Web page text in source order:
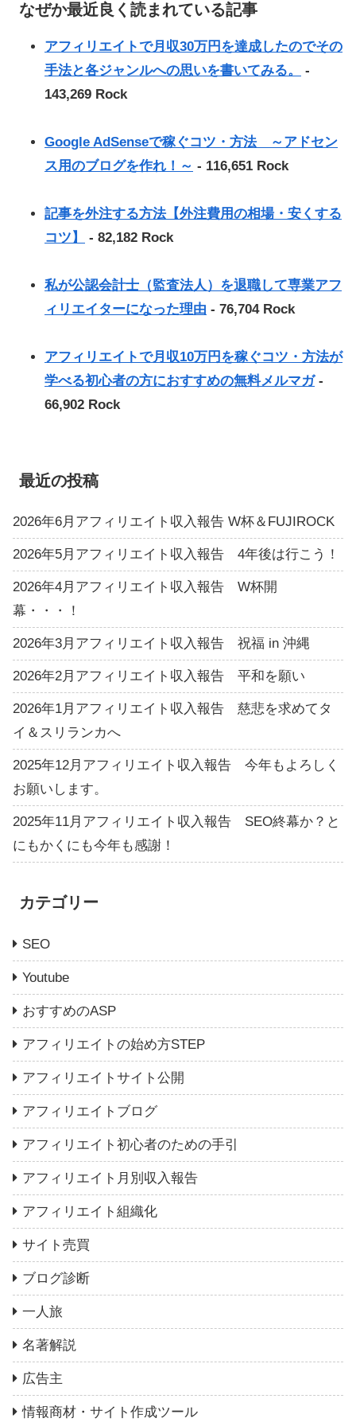
なぜか最近良く読まれている記事
アフィリエイトで月収30万円を達成したのでその
手法と各ジャンルへの思いを書いてみる。
-
143,269 Rock
Google AdSenseで稼ぐコツ・方法 ～アドセン
ス用のブログを作れ！～ - 116,651 Rock
記事を外注する方法【外注費用の相場・安くする
コツ】
- 82,182 Rock
私が公認会計士（監査法人）を退職して専業アフ
ィリエイターになった理由 - 76,704 Rock
アフィリエイトで月収10万円を稼ぐコツ・方法が
学べる初心者の方におすすめの無料メルマガ-
66,902 Rock
最近の投稿
2026年6月アフィリエイト収入報告 W杯＆FUJIROCK
2026年5月アフィリエイト収入報告 4年後は行こう！
2026年4月アフィリエイト収入報告 W杯開
幕・・・！
2026年3月アフィリエイト収入報告 祝福 in 沖縄
2026年2月アフィリエイト収入報告 平和を願い
2026年1月アフィリエイト収入報告 慈悲を求めてタ
イ＆スリランカへ
2025年12月アフィリエイト収入報告 今年もよろしく
お願いします。
2025年11月アフィリエイト収入報告 SEO終幕か？と
にもかくにも今年も感謝！
カテゴリー
SEO
Youtube
おすすめのASP
アフィリエイトの始め方STEP
アフィリエイトサイト公開
アフィリエイトブログ
アフィリエイト初心者のための手引
アフィリエイト月別収入報告
アフィリエイト組織化
サイト売買
ブログ診断
一人旅
名著解説
広告主
情報商材・サイト作成ツール